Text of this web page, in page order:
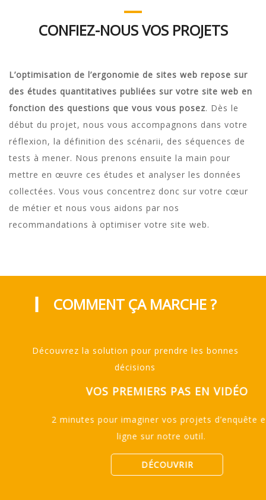
CONFIEZ-NOUS VOS PROJETS
L’optimisation de l’ergonomie de sites web repose sur
des études quantitatives publiées sur votre site web en
fonction des questions que vous vous posez. Dès le
début du projet, nous vous accompagnons dans votre
réflexion, la définition des scénarii, des séquences de
tests à mener. Nous prenons ensuite la main pour
mettre en œuvre ces études et analyser les données
collectées. Vous vous concentrez donc sur votre cœur
de métier et nous vous aidons par nos
recommandations à optimiser votre site web.
COMMENT ÇA MARCHE ?
Découvrez la solution pour prendre les bonnes
décisions
VOS PREMIERS PAS EN VIDÉO
2 minutes pour imaginer vos projets d’enquête en
ligne sur notre outil.
DÉCOUVRIR